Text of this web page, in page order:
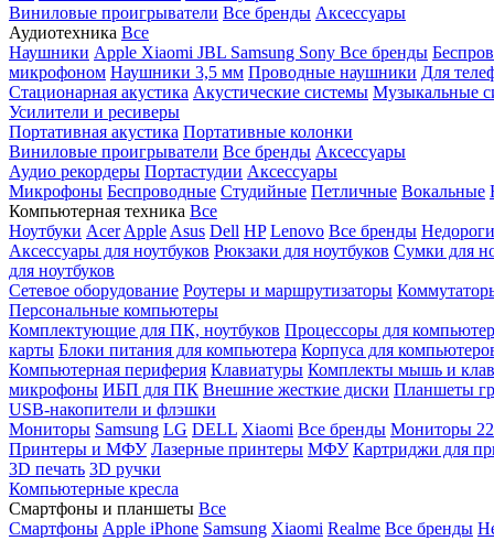
Виниловые проигрыватели Все бренды Аксессуары
Аудиотехника Все
Наушники Apple Xiaomi JBL Samsung Sony Все бренды
микрофоном Наушники 3,5 мм Проводные наушники Для
Стационарная акустика Акустические системы Музыкальные
Усилители и ресиверы
Портативная акустика Портативные колонки
Виниловые проигрыватели Все бренды Аксессуары
Аудио рекордеры Портастудии Аксессуары
Микрофоны Беспроводные Студийные Петличные Вокальные
Компьютерная техника Все
Ноутбуки Acer Apple Asus Dell HP Lenovo Все бренды
Аксессуары для ноутбуков Рюкзаки для ноутбуков Сумки для
для ноутбуков
Сетевое оборудование Роутеры и маршрутизаторы
Персональные компьютеры
Комплектующие для ПК, ноутбуков Процессоры для
карты Блоки питания для компьютера Корпуса для
Компьютерная периферия Клавиатуры Комплекты мышь и
микрофоны ИБП для ПК Внешние жесткие диски Планшеты
USB-накопители и флэшки
Мониторы Samsung LG DELL Xiaomi Все бренды Мониторы
Принтеры и МФУ Лазерные принтеры МФУ Картриджи для
3D печать 3D ручки
Компьютерные кресла
Смартфоны и планшеты Все
Смартфоны Apple iPhone Samsung Xiaomi Realme Все бренды